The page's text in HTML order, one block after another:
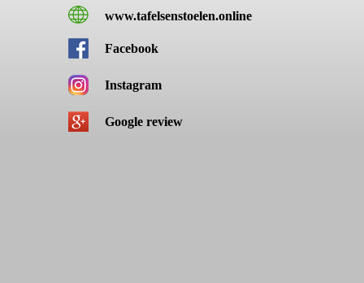
www.tafelsenstoelen.online
Facebook
Instagram
Google review